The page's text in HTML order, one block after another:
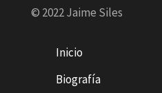
© 2022 Jaime Siles
Inicio
Biografía